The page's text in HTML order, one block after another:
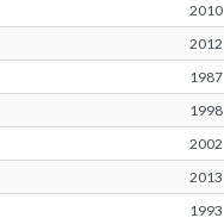
2010
2012
1987
1998
2002
2013
1993